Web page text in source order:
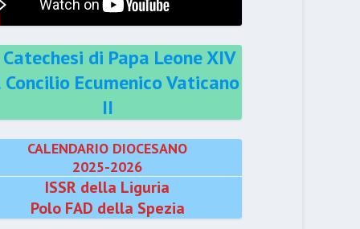
Catechesi di Papa Leone XIV
Ecumenico Vaticano
II
CALENDARIO DIOCESANO
2025-2026
ISSR della Liguria
Polo FAD della Spezia